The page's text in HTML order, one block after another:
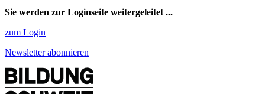
Sie werden zur Loginseite weitergeleitet ...
zum Login
Newsletter abonnieren